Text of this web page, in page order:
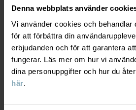
Denna webbplats använder
Vi använder cookies och behandlar
för att förbättra din
erbjudanden och för att garantera
fungerar. Läs mer om hur vi
dina personuppgifter och hur du
här.
Material
100% Wool Merino
Skötselråd
HÅLLBARHET
LEVERANS & RETUR
Leverans & retur
Leverans
DU KANSKE OCKSÅ GILLAR